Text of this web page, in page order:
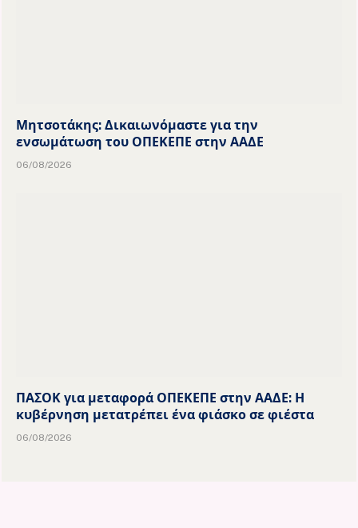
Μητσοτάκης: Δικαιωνόμαστε για την
ενσωμάτωση του ΟΠΕΚΕΠΕ στην ΑΑΔΕ
06/08/2026
ΠΑΣΟΚ για μεταφορά ΟΠΕΚΕΠΕ στην ΑΑΔΕ: Η
κυβέρνηση μετατρέπει ένα φιάσκο σε φιέστα
06/08/2026